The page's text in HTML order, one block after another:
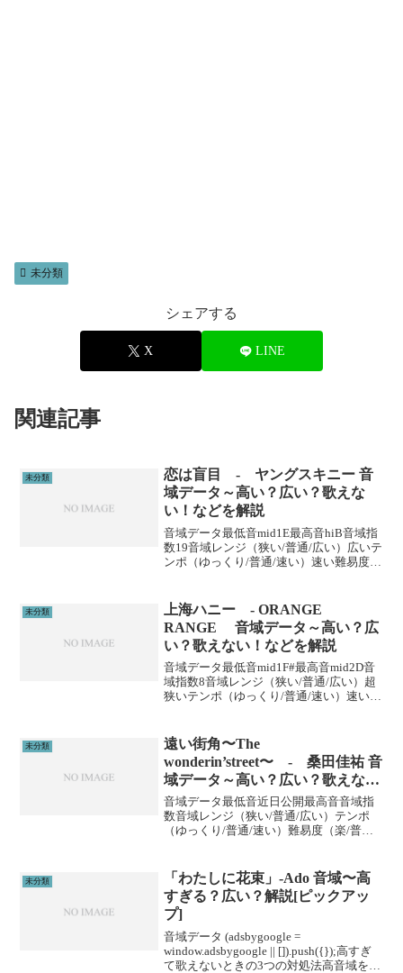
未分類
シェアする
X LINE
関連記事
未分類
恋は盲目 - ヤングスキニー 音
域データ～高い？広い？歌えな
い！などを解説
音域データ最低音mid1E最高音hiB音域指
数19音域レンジ（狭い/普通/広い）広いテ
ンポ（ゆっくり/普通/速い）速い難易度
(adsbygoogle = wind...
未分類
上海ハニー - ORANGE
RANGE 音域データ～高い？広
い？歌えない！などを解説
音域データ最低音mid1F#最高音mid2D音
域指数8音域レンジ（狭い/普通/広い）超
狭いテンポ（ゆっくり/普通/速い）速い難
す。 (adsbygoogle = wi...
未分類
遠い街角〜The
wonderin’street〜 - 桑田佳祐 音
域データ～高い？広い？歌えな
い！などを解説
音域データ最低音近日公開最高音音域指
数音域レンジ（狭い/普通/広い）テンポ
（ゆっくり/普通/速い）難易度（楽/普通/
window.adsbygoogl...
未分類
「わたしに花束」-Ado 音域〜高
すぎる？広い？解説[ピックアッ
プ]
音域データ (adsbygoogle =
window.adsbygoogle || []).push({});高すぎ
て歌えないときの3つの対処法高音域を広